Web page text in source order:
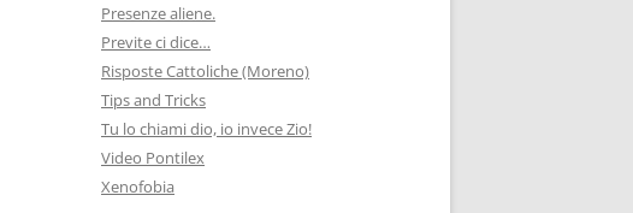
Presenze aliene.
Previte ci dice…
Risposte Cattoliche (Moreno)
Tips and Tricks
Tu lo chiami dio, io invece Zio!
Video Pontilex
Xenofobia